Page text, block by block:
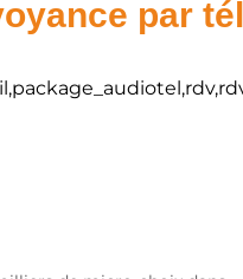
par